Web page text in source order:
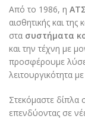
Από το 1986, η
αισθητικής και
στα συστήματα
και την τέχνη με
προσφέρουμε
λειτουργικότητα
Στεκόμαστε δίπλα
επενδύοντας σε